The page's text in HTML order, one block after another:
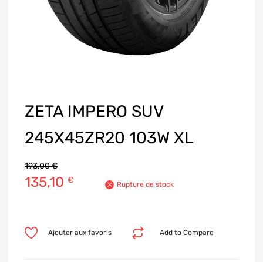
ZETA IMPERO SUV
245X45ZR20 103W XL
193,00€
135,10 € Rupture de stock
Add to Compare
Ajouter aux favoris